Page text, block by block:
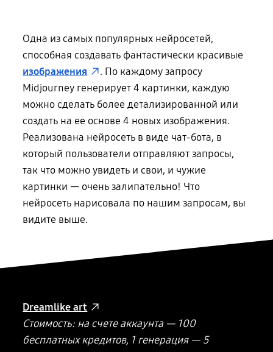
Одна из самых популярных нейросетей,
способная создавать фантастически красивые
изображения
. По каждому запросу
Midjourney генерирует 4 картинки, каждую
можно сделать более детализированной или
создать на ее основе 4 новых изображения.
Реализована нейросеть в виде чат-бота, в
который пользователи отправляют запросы,
так что можно увидеть и свои, и чужие
картинки — очень залипательно! Что
нейросеть нарисовала по нашим запросам, вы
видите выше.
Dreamlike art
Стоимость: на счете аккаунта — 100
бесплатных кредитов, 1 генерация — 5